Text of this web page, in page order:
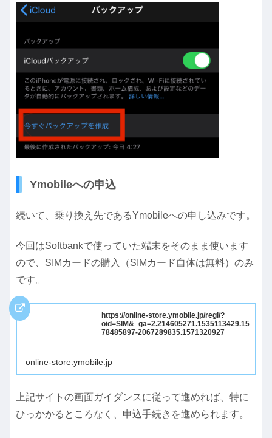
Ymobileへの申込
続いて、乗り換え先であるYmobileへの申し込みです。
今回はSoftbankで使っていた端末をそのまま使います
ので、SIMカードの購入（SIMカード自体は無料）のみ
です。
https://online-store.ymobile.jp/regi/?
oid=SIM&_ga=2.214605271.1535113429.15
78485897-2067289835.1571320927
online-store.ymobile.jp
上記サイトの画面ガイダンスに従って進めれば、特に
ひっかかるところなく、申込手続きを進められます。